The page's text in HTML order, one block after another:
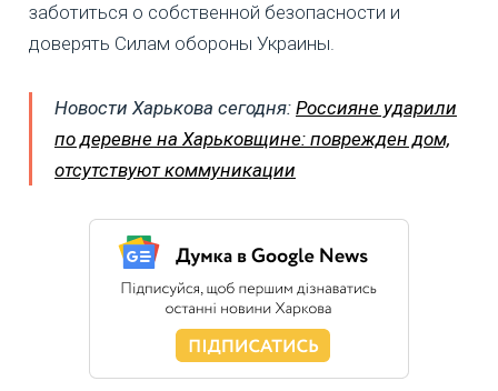
заботиться о собственной безопасности и
доверять Силам обороны Украины.
Новости Харькова сегодня: Россияне ударили
по деревне на Харьковщине: поврежден дом,
отсутствуют коммуникации